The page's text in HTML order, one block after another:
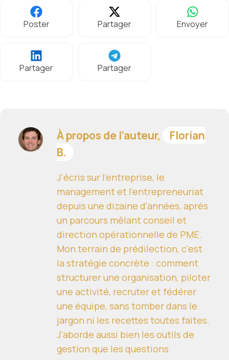
Poster Partager Envoyer
Partager Partager
À propos de l’auteur,
Florian
B.
J'écris sur l'entreprise, le
management et l'entrepreneuriat
depuis une dizaine d'années, après
un parcours mêlant conseil et
direction opérationnelle de PME.
Mon terrain de prédilection, c'est
la stratégie concrète : comment
structurer une organisation, piloter
une activité, recruter et fédérer
une équipe, sans tomber dans le
jargon ni les recettes toutes faites.
J'aborde aussi bien les outils de
gestion que les questions